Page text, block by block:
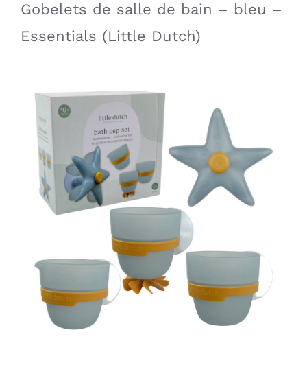
Gobelets de salle de bain – bleu –
Essentials (Little Dutch)